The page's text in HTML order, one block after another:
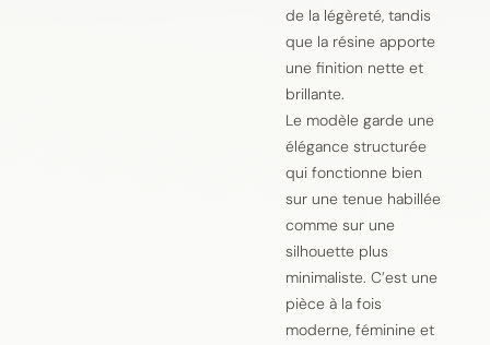
de la légèreté, tandis
que la résine apporte
une finition nette et
brillante.
Le modèle garde une
élégance structurée
qui fonctionne bien
sur une tenue habillée
comme sur une
silhouette plus
minimaliste. C’est une
pièce à la fois
moderne, féminine et